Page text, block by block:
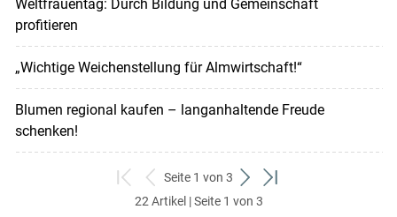
Weltfrauentag: Durch Bildung und Gemeinschaft
profitieren
„Wichtige Weichenstellung für Almwirtschaft!“
Blumen regional kaufen – langanhaltende Freude
schenken!
zum
ersten
zurück
zum
Seite 1 von 3
weiter
zum
zum
22 Artikel | Seite 1 von 3